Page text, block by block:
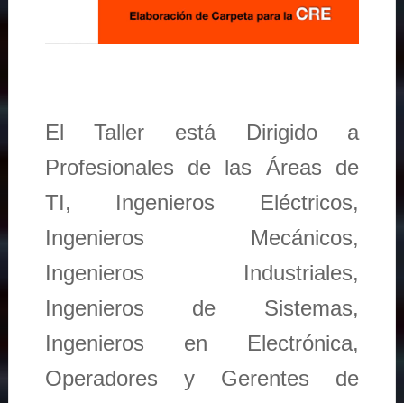
El Taller está Dirigido a
Profesionales de las Áreas de
TI, Ingenieros Eléctricos,
Ingenieros Mecánicos,
Ingenieros Industriales,
Ingenieros de Sistemas,
Ingenieros en Electrónica,
Operadores y Gerentes de